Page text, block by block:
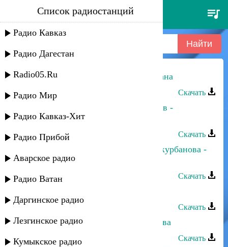
марьям казиева - гунияр кан
мапана
Список радиостанций
Радио Кавказ
Радио Дагестан
Radio05.Ru
Радио Мир
Радио Кавказ-Хит
Радио Прибой
Аварское радио
Радио Ватан
Даргинское радио
Лезгинское радио
Кумыкское радио
Марьям Казиева - Гунияр кан мапана
Скачать
Марьям Казиева и Надирбег Казиев -
Чухсагъул
Скачать
Марьям Казиева и Гюльназ Гаджикурбанова -
Гъудган намаз
Скачать
Скачать
Марьям Казиева - Сабансана гъачава
Скачать